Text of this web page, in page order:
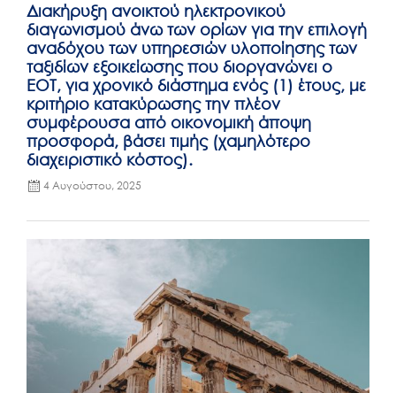
Διακήρυξη ανοικτού ηλεκτρονικού
διαγωνισμού άνω των ορίων για την επιλογή
αναδόχου των υπηρεσιών υλοποίησης των
ταξιδίων εξοικείωσης που διοργανώνει ο
ΕΟΤ, για χρονικό διάστημα ενός (1) έτους, με
κριτήριο κατακύρωσης την πλέον
συμφέρουσα από οικονομική άποψη
προσφορά, βάσει τιμής (χαμηλότερο
διαχειριστικό κόστος).
4 Αυγούστου, 2025